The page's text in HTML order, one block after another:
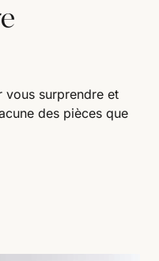
vous surprendre et
des pièces que